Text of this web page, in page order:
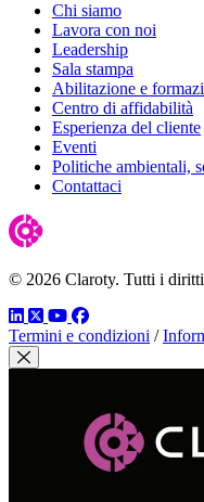
Chi siamo
Lavora con noi
Leadership
Sala stampa
Abilitazione e
Centro di affidabilità
Esperienza del cliente
Eventi
Politiche ambientali,
Contattaci
© 2026 Claroty. Tutti i
LinkedIn
TwitterYouTube
Facebook
Termini e condizioni /
Chiudi modale